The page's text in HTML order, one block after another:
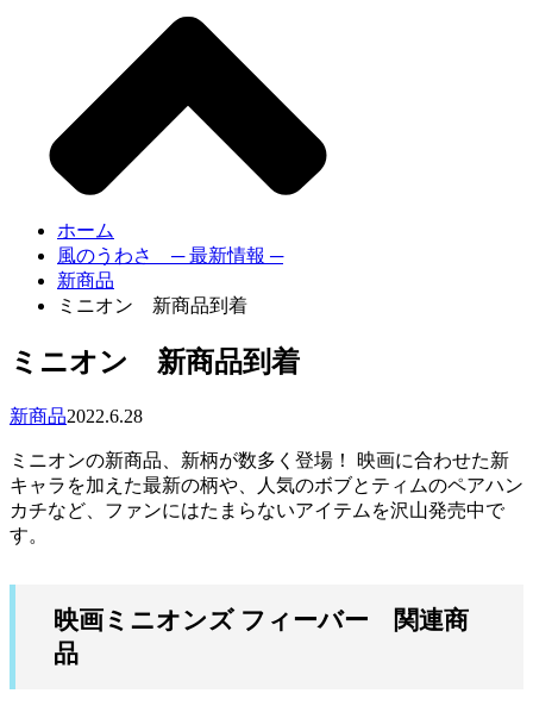
ホーム
風のうわさ ─ 最新情報 ─
新商品
ミニオン 新商品到着
ミニオン 新商品到着
新商品2022.6.28
ミニオンの新商品、新柄が数多く登場！ 映画に合わせた新
キャラを加えた最新の柄や、人気のボブとティムのペアハン
カチなど、ファンにはたまらないアイテムを沢山発売中で
す。
映画ミニオンズ フィーバー 関連商
品